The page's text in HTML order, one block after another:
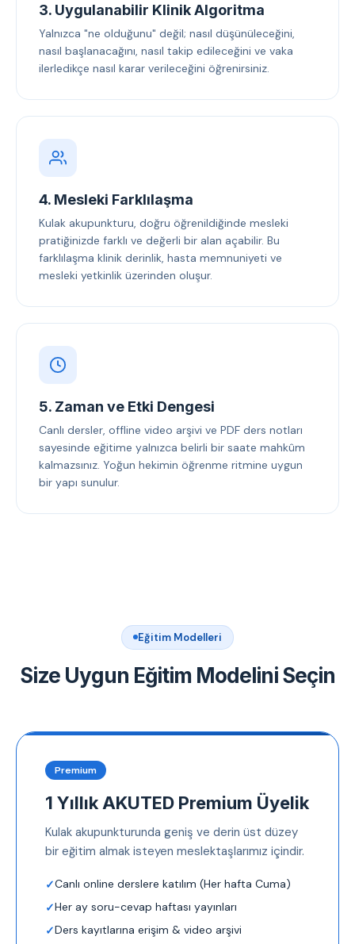
3. Uygulanabilir Klinik Algoritma
Yalnızca "ne olduğunu" değil; nasıl düşünüleceğini,
nasıl başlanacağını, nasıl takip edileceğini ve vaka
ilerledikçe nasıl karar verileceğini öğrenirsiniz.
4. Mesleki Farklılaşma
Kulak akupunkturu, doğru öğrenildiğinde mesleki
pratiğinizde farklı ve değerli bir alan açabilir. Bu
farklılaşma klinik derinlik, hasta memnuniyeti ve
mesleki yetkinlik üzerinden oluşur.
5. Zaman ve Etki Dengesi
Canlı dersler, offline video arşivi ve PDF ders notları
sayesinde eğitime yalnızca belirli bir saate mahkûm
kalmazsınız. Yoğun hekimin öğrenme ritmine uygun
bir yapı sunulur.
Eğitim Modelleri
Size Uygun Eğitim Modelini Seçin
Premium
1 Yıllık AKUTED Premium Üyelik
Kulak akupunkturunda geniş ve derin üst düzey
bir eğitim almak isteyen meslektaşlarımız içindir.
Canlı online derslere katılım (Her hafta Cuma)
Her ay soru-cevap haftası yayınları
Ders kayıtlarına erişim & video arşivi